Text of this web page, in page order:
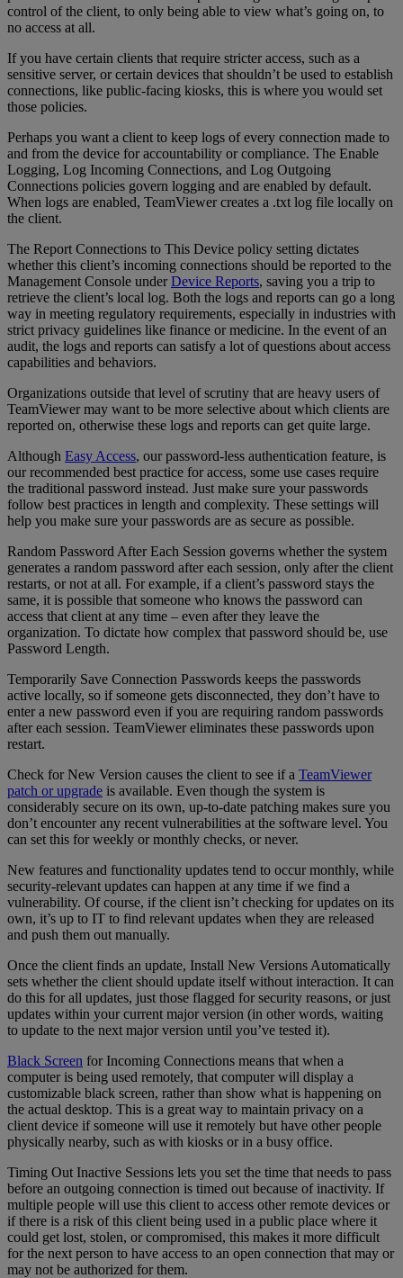
control of the client, to only being able to view what’s going on, to
no access at all.
If you have certain clients that require stricter access, such as a
sensitive server, or certain devices that shouldn’t be used to establish
connections, like public-facing kiosks, this is where you would set
those policies.
Perhaps you want a client to keep logs of every connection made to
and from the device for accountability or compliance. The Enable
Logging, Log Incoming Connections, and Log Outgoing
Connections policies govern logging and are enabled by default.
When logs are enabled, TeamViewer creates a .txt log file locally on
the client.
The Report Connections to This Device policy setting dictates
whether this client’s incoming connections should be reported to the
Management Console underDevice Reports, saving you a trip to
retrieve the client’s local log. Both the logs and reports can go a long
way in meeting regulatory requirements, especially in industries with
strict privacy guidelines like finance or medicine. In the event of an
audit, the logs and reports can satisfy a lot of questions about access
capabilities and behaviors.
Organizations outside that level of scrutiny that are heavy users of
TeamViewer may want to be more selective about which clients are
reported on, otherwise these logs and reports can get quite large.
Although Easy Access, our password-less authentication feature, is
our recommended best practice for access, some use cases require
the traditional password instead. Just make sure your passwords
follow best practices in length and complexity. These settings will
help you make sure your passwords are as secure as possible.
Random Password After Each Session governs whether the system
generates a random password after each session, only after the client
restarts, or not at all. For example, if a client’s password stays the
same, it is possible that someone who knows the password can
access that client at any time – even after they leave the
organization. To dictate how complex that password should be, use
Password Length.
Temporarily Save Connection Passwords keeps the passwords
active locally, so if someone gets disconnected, they don’t have to
enter a new password even if you are requiring random passwords
after each session. TeamViewer eliminates these passwords upon
restart.
Check for New Version causes the client to see if a TeamViewer
patch or upgrade is available. Even though the system is
considerably secure on its own, up-to-date patching makes sure you
don’t encounter any recent vulnerabilities at the software level. You
can set this for weekly or monthly checks, or never.
New features and functionality updates tend to occur monthly, while
security-relevant updates can happen at any time if we find a
vulnerability. Of course, if the client isn’t checking for updates on its
own, it’s up to IT to find relevant updates when they are released
and push them out manually.
Once the client finds an update, Install New Versions Automatically
sets whether the client should update itself without interaction. It can
do this for all updates, just those flagged for security reasons, or just
updates within your current major version (in other words, waiting
to update to the next major version until you’ve tested it).
Black Screen for Incoming Connections means that when a
computer is being used remotely, that computer will display a
customizable black screen, rather than show what is happening on
the actual desktop. This is a great way to maintain privacy on a
client device if someone will use it remotely but have other people
physically nearby, such as with kiosks or in a busy office.
Timing Out Inactive Sessions lets you set the time that needs to pass
before an outgoing connection is timed out because of inactivity. If
multiple people will use this client to access other remote devices or
if there is a risk of this client being used in a public place where it
could get lost, stolen, or compromised, this makes it more difficult
for the next person to have access to an open connection that may or
may not be authorized for them.